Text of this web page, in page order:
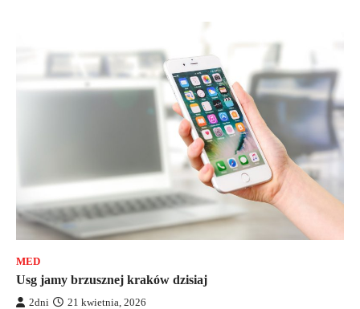
MED
Usg jamy brzusznej kraków dzisiaj
2dni 21 kwietnia, 2026